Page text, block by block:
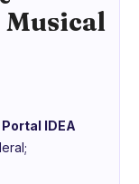
Musical
Portal IDEA